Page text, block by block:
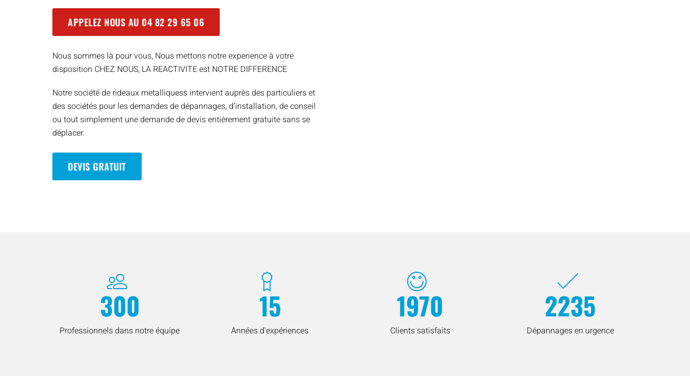
APPELEZ NOUS AU 04 82 29 65 06
Nous sommes là pour vous, Nous mettons notre experience à votre
disposition CHEZ NOUS, LA REACTIVITE est NOTRE DIFFERENCE
Notre société de rideaux metalliquess intervient auprès des particuliers et
des sociétés pour les demandes de dépannages, d’installation, de conseil
ou tout simplement une demande de devis entièrement gratuite sans se
déplacer.
DEVIS GRATUIT
300
Professionnels dans notre équipe
15
Années d'expériences
1970
Clients satisfaits
2235
Dépannages en urgence